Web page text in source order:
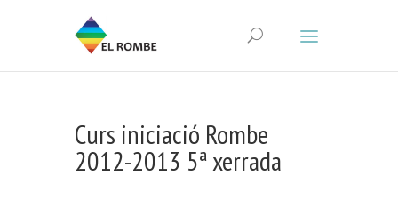
Curs iniciació Rombe
2012-2013 5ª xerrada